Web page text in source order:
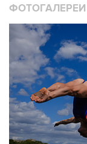
ФОТОГАЛЕРЕИ